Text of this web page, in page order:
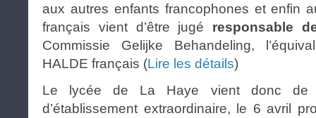
aux autres enfants francophones et enfin
français vient d’être jugé responsable
Commissie Gelijke Behandeling,
HALDE français (Lire les détails)
Le lycée de La Haye vient donc de
d’établissement extraordinaire, le 6 avril